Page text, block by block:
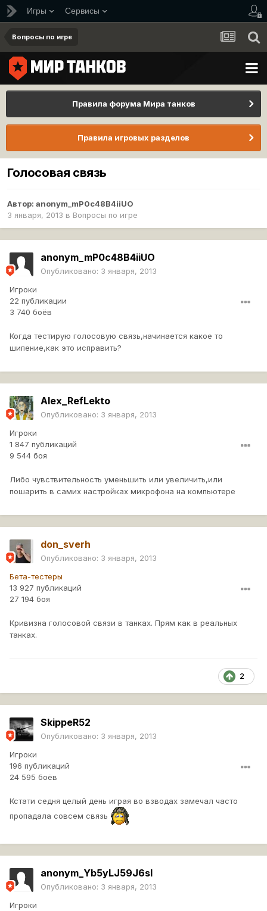
Игры Сервисы
Вопросы по игре
Правила форума Мира танков
Правила игровых разделов
Голосовая связь
Автор: anonym_mP0c48B4iiUO
3 января, 2013 в Вопросы по игре
anonym_mP0c48B4iiUO
Опубликовано: 3 января, 2013
Игроки
22 публикации
3 740 боёв
Когда тестирую голосовую связь,начинается какое то
шипение,как это исправить?
Alex_RefLekto
Опубликовано: 3 января, 2013
Игроки
1 847 публикаций
9 544 боя
Либо чувствительность уменьшить или увеличить,или
пошарить в самих настройках микрофона на компьютере
don_sverh
Опубликовано: 3 января, 2013
Бета-тестеры
13 927 публикаций
27 194 боя
Кривизна голосовой связи в танках. Прям как в реальных
танках.
2
SkippeR52
Опубликовано: 3 января, 2013
Игроки
196 публикаций
24 595 боёв
Кстати седня целый день играя во взводах замечал часто
пропадала совсем связь
anonym_Yb5yLJ59J6sI
Опубликовано: 3 января, 2013
Игроки